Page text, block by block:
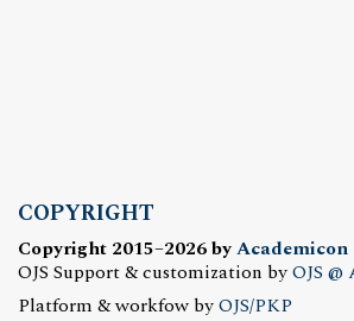
COPYRIGHT
Copyright 2015–2026 byAcademicon
OJS Support & customization byOJS
Platform & workfow byOJS/PKP